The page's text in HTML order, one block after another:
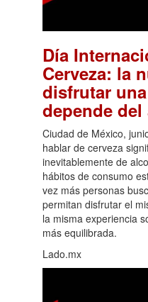
Día
Cerveza: la
disfrutar
depende
Ciudad de México,
hablar de cerveza
inevitablemente de
hábitos de consumo
vez más personas
permitan disfrutar el
la misma experiencia
más equilibrada.
Lado.mx